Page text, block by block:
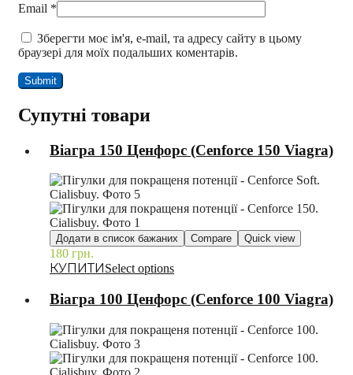
Email *
Зберегти моє ім'я, e-mail, та адресу сайту в цьому
браузері для моїх подальших коментарів.
Супутні товари
Віагра 150 Ценфорс (Cenforce 150 Viagra)
Додати в список бажаних Compare Quick view
180 грн.
Select options
Віагра 100 Ценфорс (Cenforce 100 Viagra)